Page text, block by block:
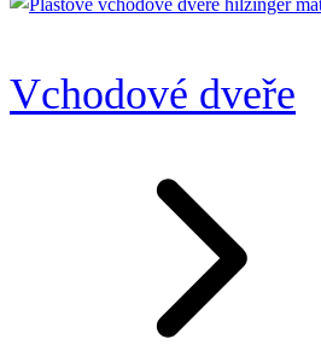
Vchodové dveře